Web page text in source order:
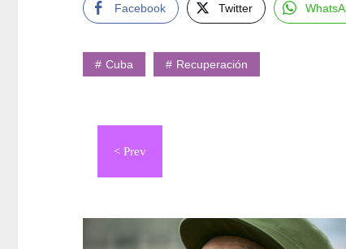
Facebook Twitter
Cuba Recuperación
Navegación